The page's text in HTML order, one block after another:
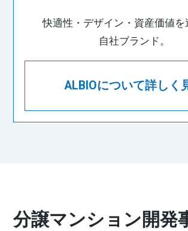
快適性・デザイン・資産価値を
自社ブランド。
ALBIOについて詳しく
分譲マンション開発